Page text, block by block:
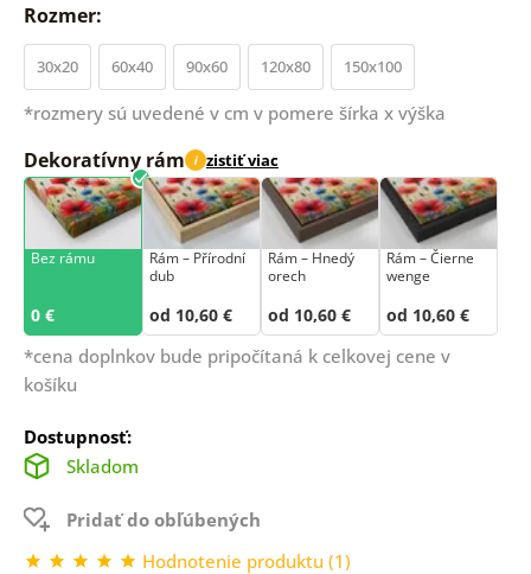
Rozmer:
30x20 60x40 90x60 120x80 150x100
*rozmery sú uvedené v cm v pomere šírka x výška
Dekoratívny rám i zistiť viac
Bez rámu
0 €
Rám –⁠⁠⁠⁠⁠⁠ Přírodní
dub
od 10,60 €
Rám – Hnedý
orech
od 10,60 €
Rám – Čierne
wenge
od 10,60 €
*cena doplnkov bude pripočítaná k celkovej cene v
košíku
Dostupnosť:
Skladom
Pridať do obľúbených
Hodnotenie produktu (1)